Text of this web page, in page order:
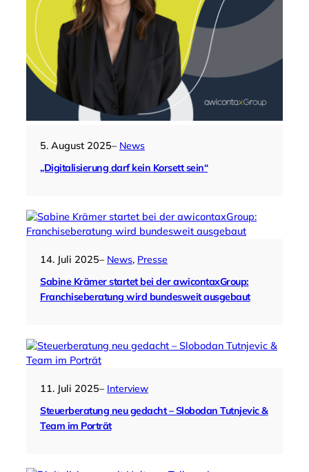
5. August 2025– News
„Digitalisierung darf kein Korsett sein“
14. Juli 2025– News, Presse
Sabine Krämer startet bei der awicontaxGroup:
Franchiseberatung wird bundesweit ausgebaut
11. Juli 2025– Interview
Steuerberatung neu gedacht – Slobodan Tutnjevic &
Team im Porträt